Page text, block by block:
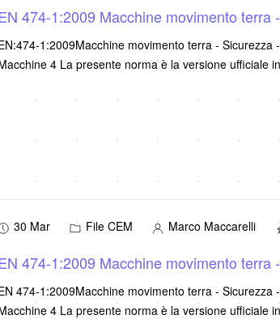
474-1:2009 Macchine movimento
1:2009Macchine movimento terra -
4 La presente norma è la versione ufficiale
30 Mar File CEM Marco Maccarelli
474-1:2009 Macchine movimento
474-1:2009Macchine movimento terra -
4 La presente norma è la versione ufficiale